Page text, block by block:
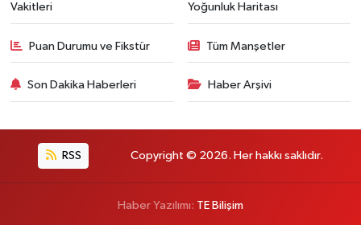
Vakitleri
Yoğunluk Haritası
Puan Durumu ve Fikstür Tüm Manşetler
Son Dakika Haberleri Haber Arşivi
RSS Copyright © 2026. Her hakkı saklıdır.
Haber Yazılımı: TE Bilişim